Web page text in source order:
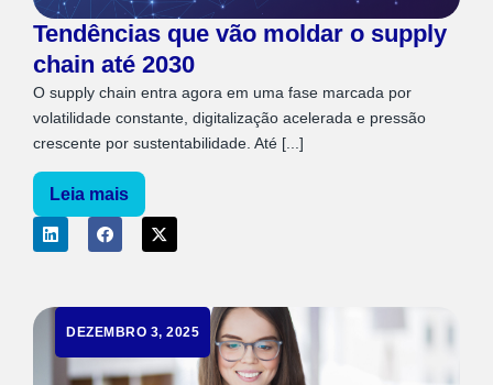
Tendências que vão moldar o supply
chain até 2030
O supply chain entra agora em uma fase marcada por
volatilidade constante, digitalização acelerada e pressão
crescente por sustentabilidade. Até [...]
Leia mais
DEZEMBRO 3, 2025